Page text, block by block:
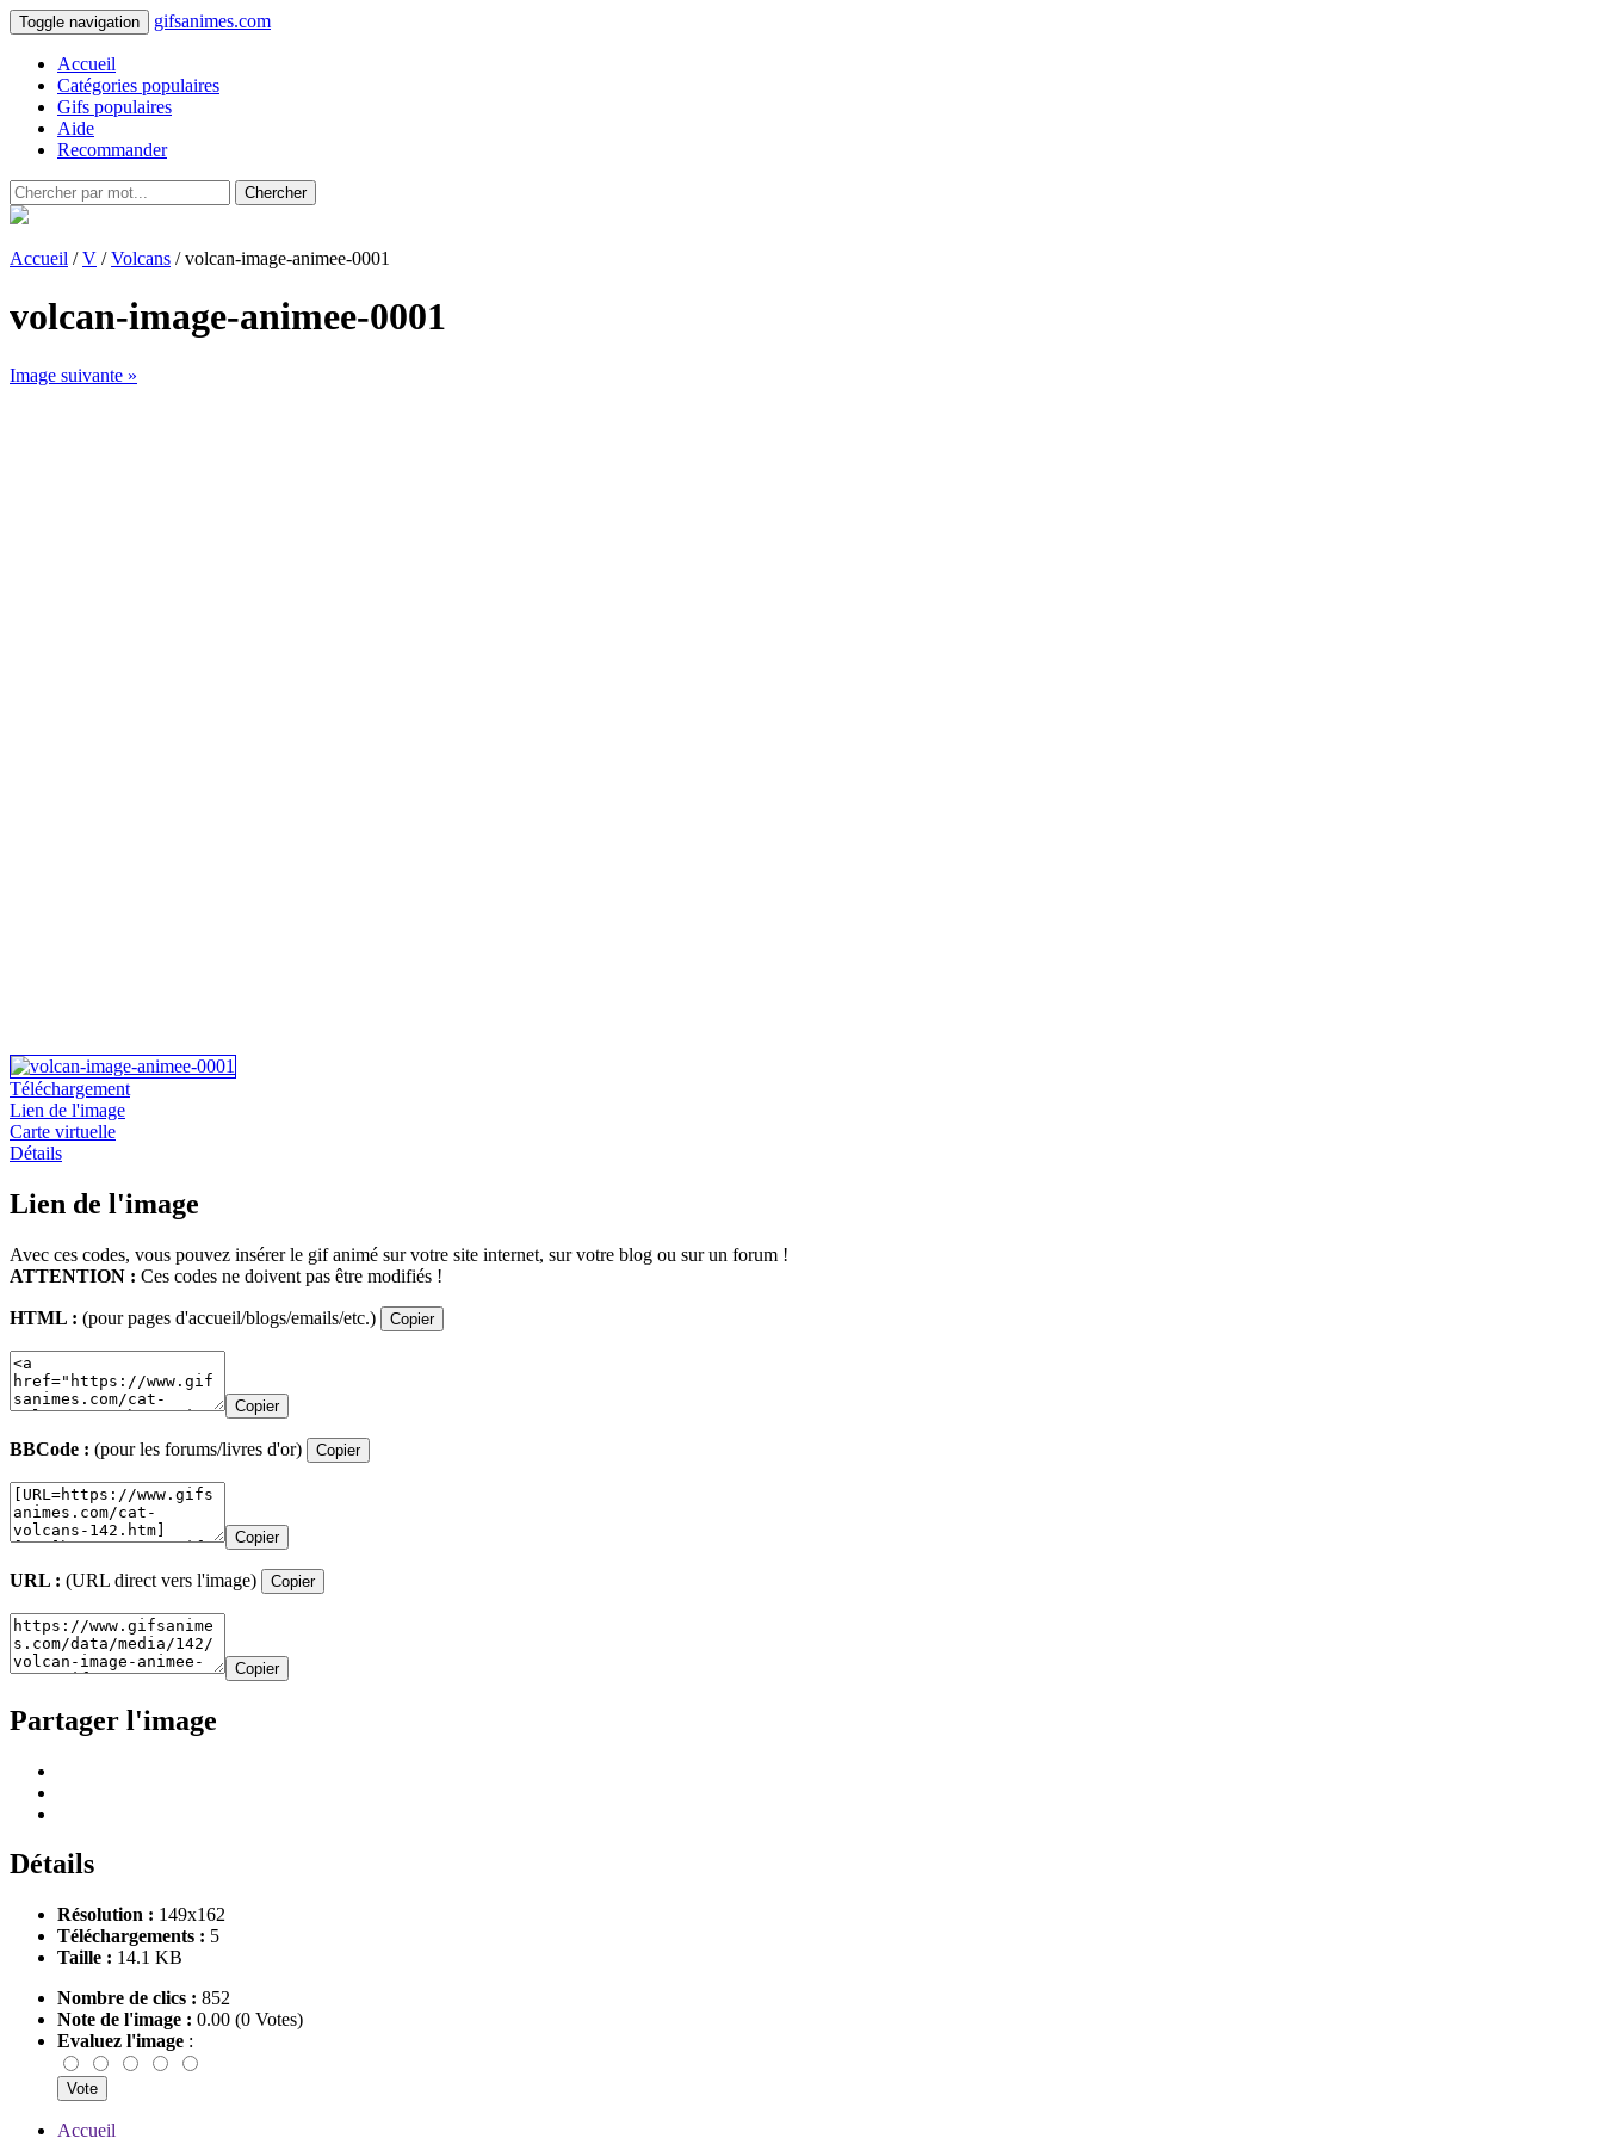
Toggle navigation gifsanimes.com
Accueil
Catégories populaires
Gifs populaires
Aide
Recommander
Chercher
Accueil /V /Volcans / volcan-image-animee-0001
volcan-image-animee-0001
Image suivante »
Téléchargement
Lien de l'image
Carte virtuelle
Détails
Lien de l'image
Avec ces codes, vous pouvez insérer le gif animé sur votre site internet, sur votre blog ou sur un forum !
ATTENTION : Ces codes ne doivent pas être modifiés !
HTML : (pour pages d'accueil/blogs/emails/etc.) Copier
Copier
BBCode : (pour les forums/livres d'or) Copier
Copier
URL : (URL direct vers l'image) Copier
Copier
Partager l'image
Détails
Résolution : 149x162
Téléchargements : 5
Taille : 14.1 KB
Nombre de clics : 852
Note de l'image : 0.00 (0 Votes)
Evaluez l'image :
Accueil